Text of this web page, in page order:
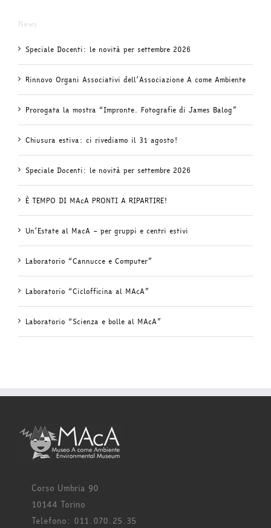
News
Speciale Docenti: le novità per settembre 2026
Rinnovo Organi Associativi dell’Associazione A come Ambiente
Prorogata la mostra “Impronte. Fotografie di James Balog”
Chiusura estiva: ci rivediamo il 31 agosto!
Speciale Docenti: le novità per settembre 2026
È TEMPO DI MAcA PRONTI A RIPARTIRE!
Un’Estate al MacA – per gruppi e centri estivi
Laboratorio “Cannucce e Computer”
Laboratorio “Ciclofficina al MAcA”
Laboratorio “Scienza e bolle al MAcA”
Corso Umbria 90
10144 Torino
Telefono: 011.070.25.35